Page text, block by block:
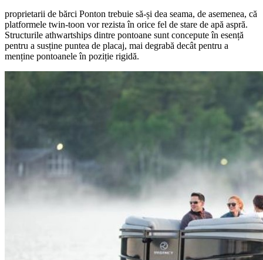
proprietarii de bărci Ponton trebuie să-și dea seama, de asemenea, că
platformele twin-toon vor rezista în orice fel de stare de apă aspră.
Structurile athwartships dintre pontoane sunt concepute în esență
pentru a susține puntea de placaj, mai degrabă decât pentru a
menține pontoanele în poziție rigidă.